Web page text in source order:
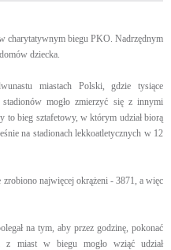
charytatywnym biegu PKO. Nadrzędnym
dziecka.
miastach Polski, gdzie tysiące
mogło zmierzyć się z innymi
to bieg sztafetowy, w którym udział biorą
na stadionach lekkoatletycznych w 12
najwięcej okrążeni - 3871, a więc
na tym, aby przez godzinę, pokonać
z miast w biegu mogło wziąć udział